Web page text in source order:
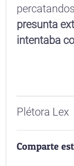
presunta
intentaba
Plétora Lex
Comparte